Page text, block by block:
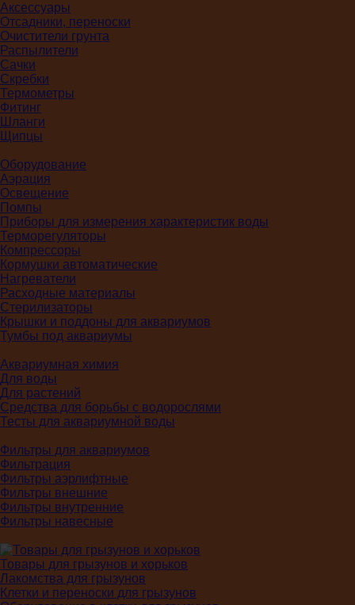
Аксессуары
Отсадники, переноски
Очистители грунта
Распылители
Сачки
Скребки
Термометры
Фитинг
Шланги
Щипцы
Оборудование
Аэрация
Освещение
Помпы
Приборы для измерения характеристик воды
Терморегуляторы
Компрессоры
Кормушки автоматические
Нагреватели
Расходные материалы
Стерилизаторы
Крышки и поддоны для аквариумов
Тумбы под аквариумы
Аквариумная химия
Для воды
Для растений
Средства для борьбы с водорослями
Тесты для аквариумной воды
Фильтры для аквариумов
Фильтрация
Фильтры аэрлифтные
Фильтры внешние
Фильтры внутренние
Фильтры навесные
Товары для грызунов и хорьков
Лакомства для грызунов
Клетки и переноски для грызунов